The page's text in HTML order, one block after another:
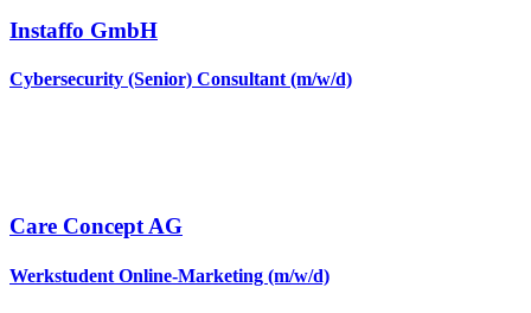
Instaffo GmbH
Cybersecurity (Senior) Consultant (m/w/d)
Care Concept AG
Werkstudent Online-Marketing (m/w/d)